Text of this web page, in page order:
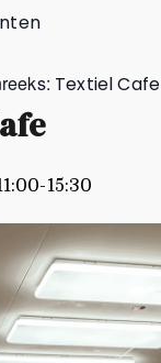
Textiel Cafe
-15:30